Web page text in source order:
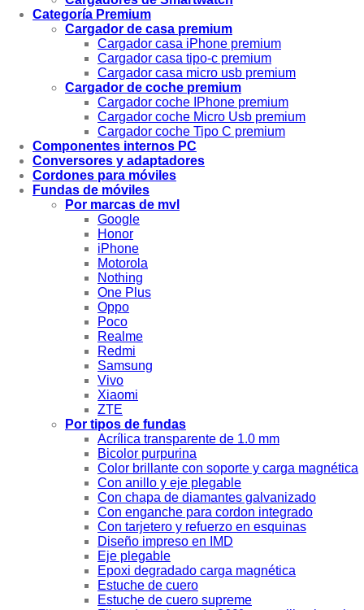
Categoría Premium
Cargador de casa premium
Cargador casa iPhone premium
Cargador casa tipo-c premium
Cargador casa micro usb premium
Cargador de coche premium
Cargador coche IPhone premium
Cargador coche Micro Usb premium
Cargador coche Tipo C premium
Componentes internos PC
Conversores y adaptadores
Cordones para móviles
Fundas de móviles
Por marcas de mvl
Google
Honor
iPhone
Motorola
Nothing
One Plus
Oppo
Poco
Realme
Redmi
Samsung
Vivo
Xiaomi
ZTE
Por tipos de fundas
Acrílica transparente de 1.0 mm
Bicolor purpurina
Color brillante con soporte y carga magnética
Con anillo y eje plegable
Con chapa de diamantes galvanizado
Con enganche para cordon integrado
Con tarjetero y refuerzo en esquinas
Diseño impreso en IMD
Eje plegable
Epoxi degradado carga magnética
Estuche de cuero
Estuche de cuero supreme